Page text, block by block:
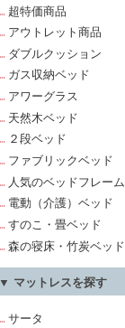
超特価商品
アウトレット商品
ダブルクッション
ガス収納ベッド
アワーグラス
天然木ベッド
２段ベッド
ファブリックベッド
人気のベッドフレーム
電動（介護）ベッド
すのこ・畳ベッド
森の寝床・竹炭ベッド
▼ マットレスを探す
サータ